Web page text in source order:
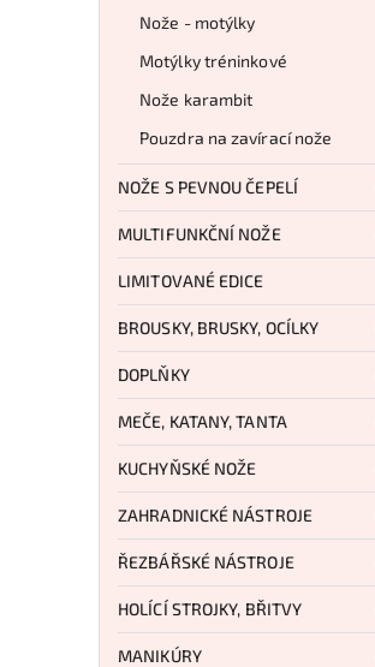
Nože - motýlky
Motýlky tréninkové
Nože karambit
Pouzdra na zavírací nože
NOŽE S PEVNOU ČEPELÍ
MULTIFUNKČNÍ NOŽE
LIMITOVANÉ EDICE
BROUSKY, BRUSKY, OCÍLKY
DOPLŇKY
MEČE, KATANY, TANTA
KUCHYŇSKÉ NOŽE
ZAHRADNICKÉ NÁSTROJE
ŘEZBÁŘSKÉ NÁSTROJE
HOLÍCÍ STROJKY, BŘITVY
MANIKÚRY